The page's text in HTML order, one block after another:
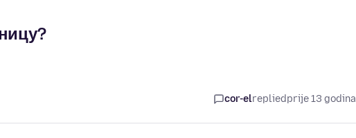
cor-elrepliedprije 13 godina